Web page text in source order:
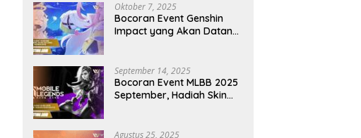
Oktober 7, 2025
Bocoran Event Genshin
Impact yang Akan Datang:
September 14, 2025
Bocoran Event MLBB 2025
September, Hadiah Skin
Agustus 25, 2025